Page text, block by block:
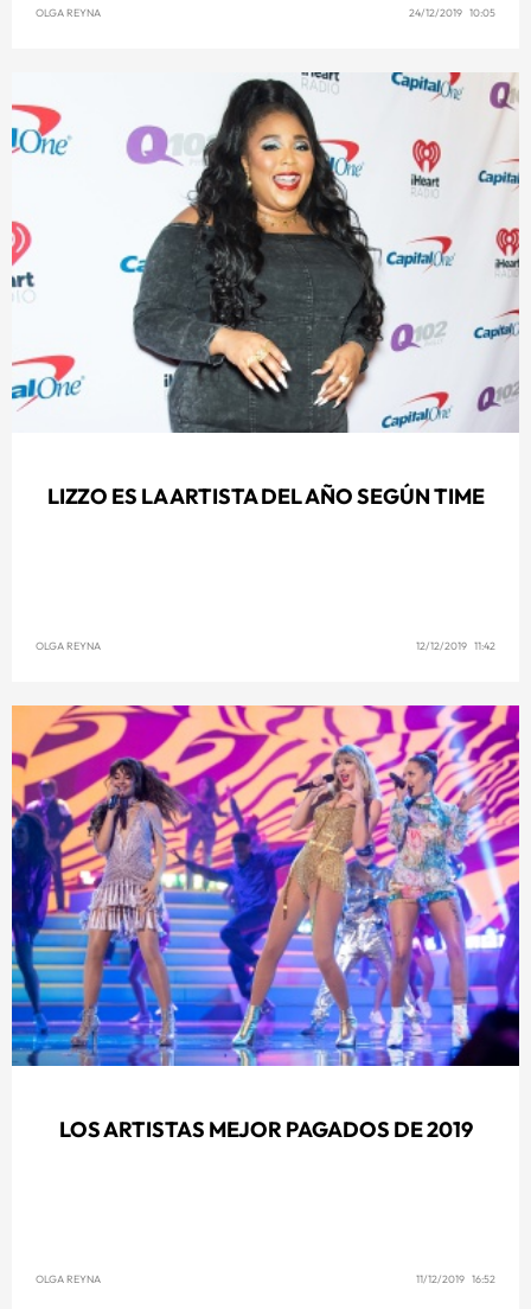
OLGA REYNA 24/12/2019 10:05
LIZZO ES LA ARTISTA DEL AÑO SEGÚN TIME
OLGA REYNA 12/12/2019 11:42
LOS ARTISTAS MEJOR PAGADOS DE 2019
OLGA REYNA 11/12/2019 16:52